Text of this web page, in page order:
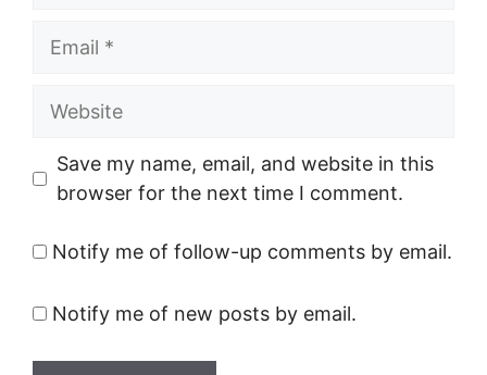
Email
Website
Save my name, email, and website in this
browser for the next time I comment.
Notify me of follow-up comments by email.
Notify me of new posts by email.